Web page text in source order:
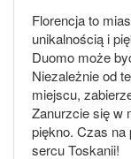
Florencja to
unikalnością i
Duomo może
Niezależnie od
miejscu,
Zanurzcie się w
piękno. Czas na
sercu Toskanii!